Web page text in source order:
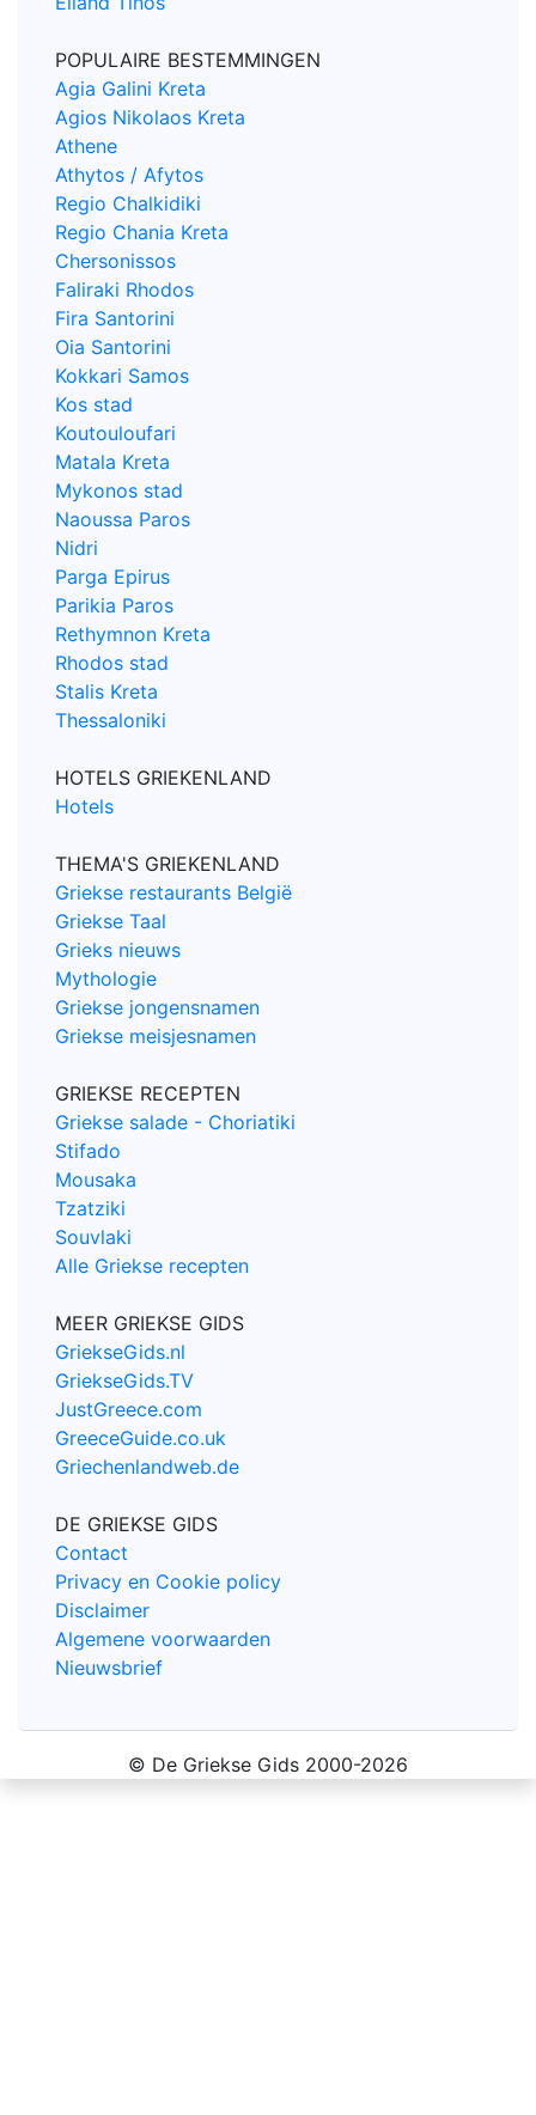
POPULAIRE BESTEMMINGEN
Agia Galini Kreta
Agios Nikolaos Kreta
Athene
Athytos / Afytos
Regio Chalkidiki
Regio Chania Kreta
Chersonissos
Faliraki Rhodos
Fira Santorini
Oia Santorini
Kokkari Samos
Kos stad
Koutouloufari
Matala Kreta
Mykonos stad
Naoussa Paros
Nidri
Parga Epirus
Parikia Paros
Rethymnon Kreta
Rhodos stad
Stalis Kreta
Thessaloniki
HOTELS GRIEKENLAND
Hotels
THEMA'S GRIEKENLAND
Griekse restaurants België
Griekse Taal
Grieks nieuws
Mythologie
Griekse jongensnamen
Griekse meisjesnamen
GRIEKSE RECEPTEN
Griekse salade - Choriatiki
Stifado
Mousaka
Tzatziki
Souvlaki
Alle Griekse recepten
MEER GRIEKSE GIDS
GriekseGids.nl
GriekseGids.TV
JustGreece.com
GreeceGuide.co.uk
Griechenlandweb.de
DE GRIEKSE GIDS
Contact
Privacy en Cookie policy
Disclaimer
Algemene voorwaarden
Nieuwsbrief
© De Griekse Gids 2000-2026